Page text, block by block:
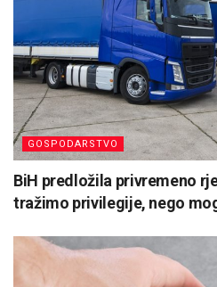
GOSPODARSTVO
BiH predložila privremeno
tražimo privilegije, nego